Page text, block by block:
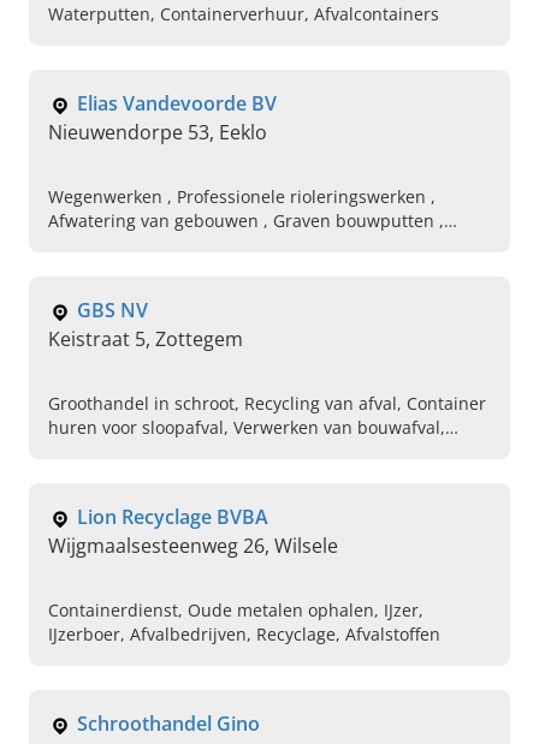
Waterputten, Containerverhuur, Afvalcontainers
Elias Vandevoorde BV
Nieuwendorpe 53, Eeklo
Wegenwerken , Professionele rioleringswerken ,
Afwatering van gebouwen , Graven bouwputten ,
Walkingfloor volume transport
GBS NV
Keistraat 5, Zottegem
Groothandel in schroot, Recycling van afval, Container
huren voor sloopafval, Verwerken van bouwafval,
Lion Recyclage BVBA
Wijgmaalsesteenweg 26, Wilsele
Containerdienst, Oude metalen ophalen, IJzer,
IJzerboer, Afvalbedrijven, Recyclage, Afvalstoffen
Schroothandel Gino